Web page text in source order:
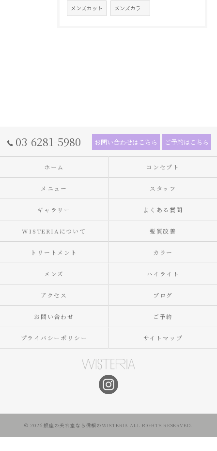
メンズカット メンズカラー
03-6281-5980 お問い合わせはこちら ご予約はこちら
ホーム コンセプト
メニュー スタッフ
ギャラリー よくある質問
WISTERIAについて 髪質改善
トリートメント カラー
メンズ ハイライト
アクセス ブログ
お問い合わせ ご予約
プライバシーポリシー サイトマップ
© 2026 銀座の美容室なら信頼のWISTERIA ALL RIGHTS RESERVED.